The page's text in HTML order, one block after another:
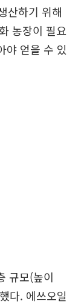
산하기 위해
농장이 필요
야 얻을 수 있
규모(높이
다. 에쓰오일